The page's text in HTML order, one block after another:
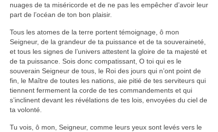
nuages de ta miséricorde et de ne pas les empêcher d’avoir leur
part de l’océan de ton bon plaisir.
Tous les atomes de la terre portent témoignage, ô mon
Seigneur, de la grandeur de ta puissance et de ta souveraineté,
et tous les signes de l’univers attestent la gloire de ta majesté et
de ta puissance. Sois donc compatissant, O toi qui es le
souverain Seigneur de tous, le Roi des jours qui n’ont point de
fin, le Maître de toutes les nations, aie pitié de tes serviteurs qui
tiennent fermement la corde de tes commandements et qui
s’inclinent devant les révélations de tes lois, envoyées du ciel de
ta volonté.
Tu vois, ô mon, Seigneur, comme leurs yeux sont levés vers le